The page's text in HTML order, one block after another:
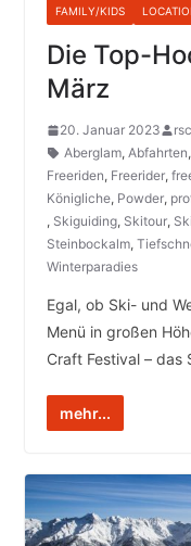
FAMILY/KIDS
Die Top-
März
20. Januar 2023
Aberglam, Abfahrten,
Freeriden, Freerider,
Königliche, Powder,
, Skiguiding, Skitour,
Steinbockalm,
Winterparadies
Egal, ob Ski- und
Menü in großen
Craft Festival – das
mehr...